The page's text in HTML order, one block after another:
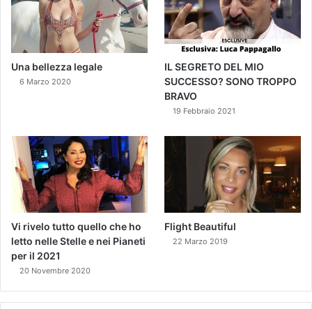
Una bellezza legale
6 Marzo 2020
IL SEGRETO DEL MIO
SUCCESSO? SONO TROPPO
BRAVO
19 Febbraio 2021
Vi rivelo tutto quello che ho
letto nelle Stelle e nei Pianeti
per il 2021
20 Novembre 2020
Flight Beautiful
22 Marzo 2019